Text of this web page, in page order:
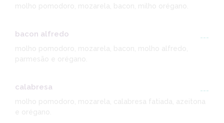
molho pomodoro, mozarela, bacon, milho orégano.
bacon alfredo
---
molho pomodoro, mozarela, bacon, molho alfredo,
calabresa
---
molho pomodoro, mozarela, calabresa fatiada, azeitona